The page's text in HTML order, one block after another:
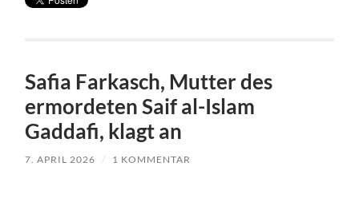
Safia Farkasch, Mutter des
ermordeten Saif al-Islam
Gaddafi, klagt an
7. APRIL 2026 / 1 KOMMENTAR